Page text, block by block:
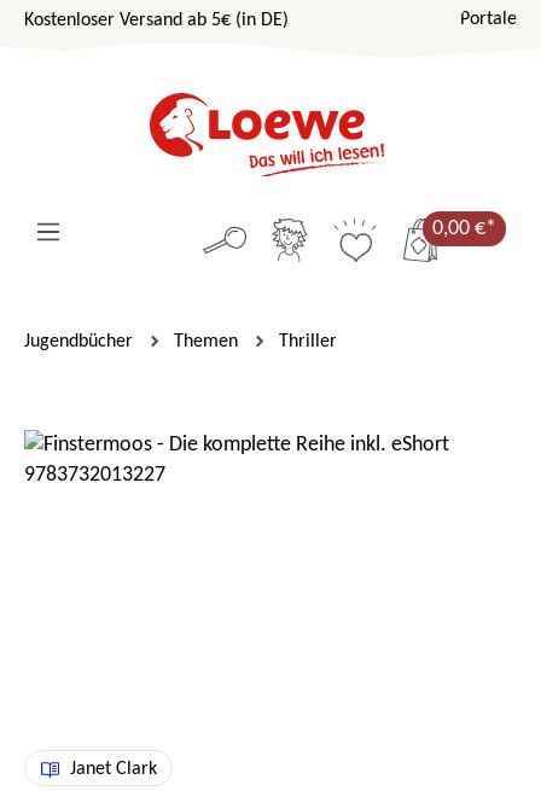
Zum Hauptinhalt springen
Kostenloser Versand ab 5€ (in DE) Portale
0,00 €*
Jugendbücher Themen Thriller
Bildergalerie überspringen
Janet Clark